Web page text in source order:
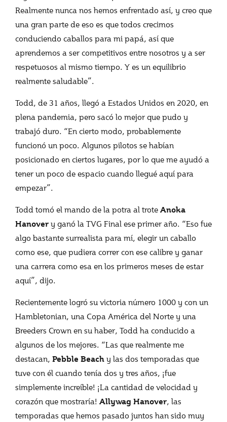
Realmente nunca nos hemos enfrentado así, y creo que
una gran parte de eso es que todos crecimos
conduciendo caballos para mi papá, así que
aprendemos a ser competitivos entre nosotros y a ser
respetuosos al mismo tiempo. Y es un equilibrio
realmente saludable”.
Todd, de 31 años, llegó a Estados Unidos en 2020, en
plena pandemia, pero sacó lo mejor que pudo y
trabajó duro. “En cierto modo, probablemente
funcionó un poco. Algunos pilotos se habían
posicionado en ciertos lugares, por lo que me ayudó a
tener un poco de espacio cuando llegué aquí para
empezar”.
Todd tomó el mando de la potra al trote Anoka
Hanover y ganó la TVG Final ese primer año. “Eso fue
algo bastante surrealista para mí, elegir un caballo
como ese, que pudiera correr con ese calibre y ganar
una carrera como esa en los primeros meses de estar
aquí”, dijo.
Recientemente logró su victoria número 1000 y con un
Hambletonian, una Copa América del Norte y una
Breeders Crown en su haber, Todd ha conducido a
algunos de los mejores. “Las que realmente me
destacan, Pebble Beach y las dos temporadas que
tuve con él cuando tenía dos y tres años, ¡fue
simplemente increíble! ¡La cantidad de velocidad y
corazón que mostraría! Allywag Hanover, las
temporadas que hemos pasado juntos han sido muy